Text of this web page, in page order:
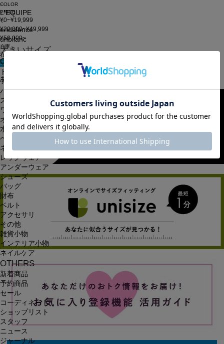
L'EQUIPE
endalence
unbilanc
大きいサイズ
CATEGORY
トップス
アウター
パンツ
スカート
ワンピース
オールインワン・サロペット
水着
ヘッドウェア
ネックウェア
レッグウェア
アンダーウェア
シューズ
バッグ
財布
ベルト
アクセサリ
その他
雑貨小物
インテリア小物
ネイルケア
OTHERS
新着商品
予約商品
セール
コーディネート
ショップリスト
スタッフ
ニュース
ジャーナル
COLOR
PRICE
¥0~¥19,999
¥20,000~¥49,999
¥50,000~
在庫
在庫なしを含む
この条件で検索
申し訳ございません。お探しのキーワードに該当する商品はございませんでした。
あなたへのおすすめアイテム